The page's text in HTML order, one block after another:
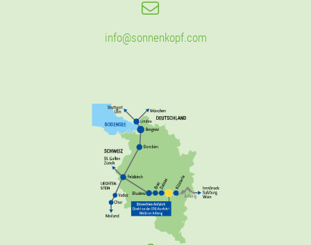
info@sonnenkopf.com